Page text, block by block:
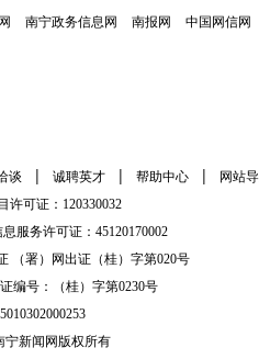
南宁政务信息网 南报网 中国网信网
谈 | 诚聘英才 | 帮助中心 | 网站
许可证：120330032
服务许可证：45120170002
（署）网出证（桂）字第020号
编号：（桂）字第0230号
宁新闻网版权所有